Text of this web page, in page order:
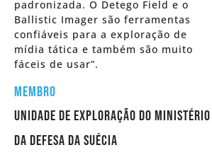
padronizada. O Detego Field e o
Ballistic Imager são ferramentas
confiáveis para a exploração de
mídia tática e também são muito
fáceis de usar”.
MEMBRO
Unidade de Exploração do Ministério
da Defesa da Suécia